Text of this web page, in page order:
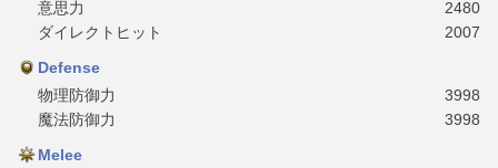
意思力
2480
ダイレクトヒット
2007
Defense
物理防御力
3998
魔法防御力
3998
Melee